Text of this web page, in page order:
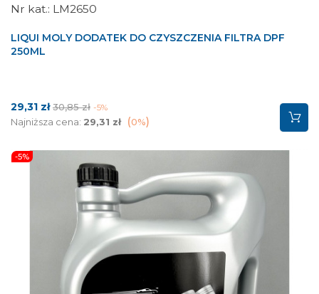
LM2650
LIQUI MOLY DODATEK DO CZYSZCZENIA FILTRA DPF
250ML
Cena
29,31 zł Cena
podstawowa
30,85 zł -5%
Najniższa cena: 29,31 zł 0%
-5%